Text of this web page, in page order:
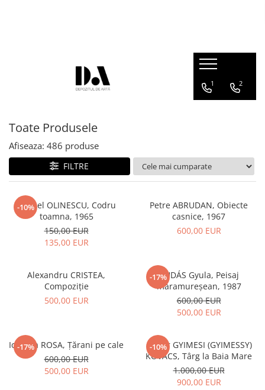
Marcel OLINESCU (1896-1992)
Petre ABRUDAN (1907-1979)
1 2
Toate Produsele
Afiseaza: 486 produse
FILTRE
-10%
Marcel OLINESCU, Codru
toamna, 1965
150,00 EUR
135,00 EUR
Petre ABRUDAN, Obiecte
casnice, 1967
600,00 EUR
Alexandru CRISTEA,
Compoziție
500,00 EUR
-17%DUDÁS Gyula, Peisaj
maramureșean, 1987
600,00 EUR
500,00 EUR
-17%
Iolanda ROSA, Țărani pe cale
600,00 EUR
500,00 EUR
-10%
Gábor GYIMESI (GYIMESSY)
KOVÁCS, Târg la Baia Mare
1.000,00 EUR
900,00 EUR